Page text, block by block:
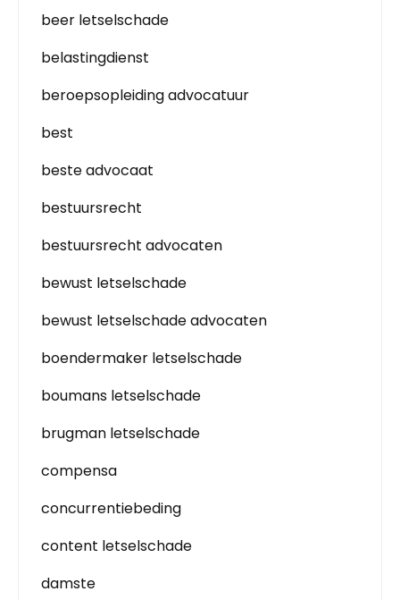
beer letselschade
belastingdienst
beroepsopleiding advocatuur
best
beste advocaat
bestuursrecht
bestuursrecht advocaten
bewust letselschade
bewust letselschade advocaten
boendermaker letselschade
boumans letselschade
brugman letselschade
compensa
concurrentiebeding
content letselschade
damste